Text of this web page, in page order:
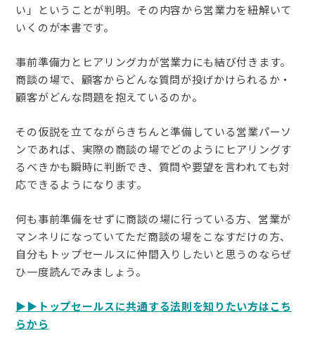
い」ということが判明。その内容から営業力を紐解いて
いくのが本書です。
事前準備力とヒアリング力が営業力にも結び付きます。
商談の場で、顧客からどんな質問が投げかけられるか・
顧客がどんな問題を抱えているのか。
その仮説を立てながらきちんと準備している営業パーソ
ンであれば、実際の商談の場でどのようにヒアリングす
るべきかも瞬時に判断でき、質問や要望を言われても対
応できるようになります。
何も事前準備をせずに商談の場に行っている方、営業が
マンネリになっていてただ商談の場をこなすだけの方、
自分もトップセールスに仲間入りしたいと思うのならぜ
ひ一度読んでみましょう。
▶︎▶︎トップセールスに共通する法則を知りたい方はこち
らから